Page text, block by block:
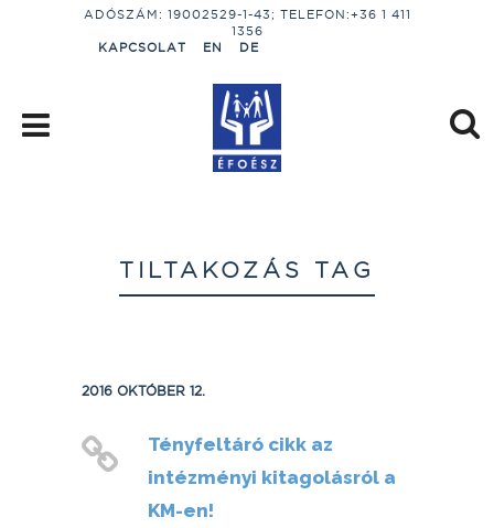
ADÓSZÁM: 19002529-1-43; TELEFON:+36 1 411
1356
KAPCSOLAT
EN DE
TILTAKOZÁS TAG
2016 OKTÓBER 12.
Tényfeltáró cikk az
intézményi kitagolásról a
KM-en!